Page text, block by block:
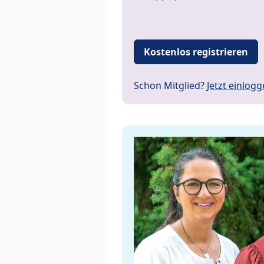
Kostenlos registrieren
Schon Mitglied? Jetzt